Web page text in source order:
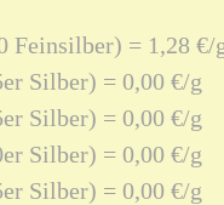
Feinsilber) = 1,28 €/
Silber) = 0,00 €/g
Silber) = 0,00 €/g
Silber) = 0,00 €/g
Silber) = 0,00 €/g